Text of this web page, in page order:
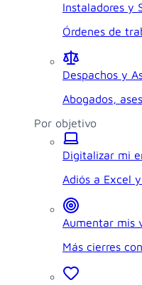
Instaladores y
Órdenes de
Despachos y
Abogados,
Por objetivo
Digitalizar mi
Adiós a Excel
Aumentar mis
Más cierres